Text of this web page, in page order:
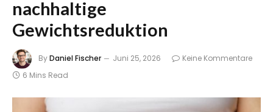
nachhaltige
Gewichtsreduktion
ByDaniel Fischer Juni 25, 2026
Keine Kommentare
6 Mins Read